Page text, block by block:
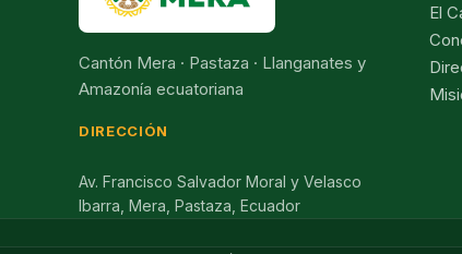
Cantón Mera · Pastaza · Llanganates y
Amazonía ecuatoriana
DIRECCIÓN
Av. Francisco Salvador Moral y Velasco
Ibarra, Mera, Pastaza, Ecuador
El